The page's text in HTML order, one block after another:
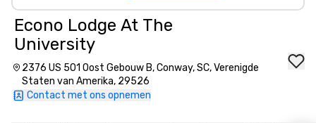
Econo Lodge At The
University
2376 US 501 Oost Gebouw B, Conway, SC, Verenigde
Staten van Amerika, 29526
Contact met ons opnemen